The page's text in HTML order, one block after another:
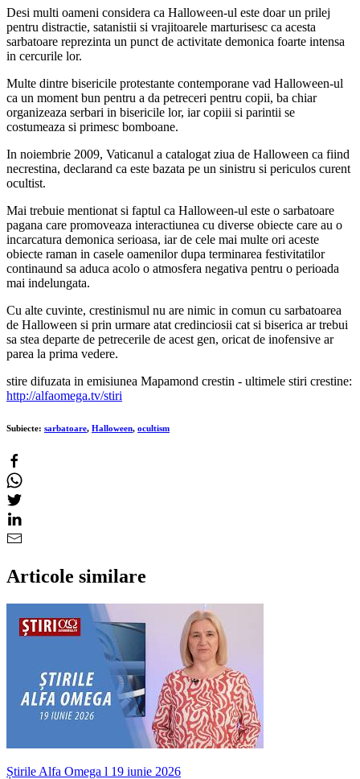
Desi multi oameni considera ca Halloween-ul este doar un prilej
pentru distractie, satanistii si vrajitoarele marturisesc ca acesta
sarbatoare reprezinta un punct de activitate demonica foarte intensa
in cercurile lor.
Multe dintre bisericile protestante contemporane vad Halloween-ul
ca un moment bun pentru a da petreceri pentru copii, ba chiar
organizeaza serbari in bisericile lor, iar copiii si parintii se
costumeaza si primesc bomboane.
In noiembrie 2009, Vaticanul a catalogat ziua de Halloween ca fiind
necrestina, declarand ca este bazata pe un sinistru si periculos curent
ocultist.
Mai trebuie mentionat si faptul ca Halloween-ul este o sarbatoare
pagana care promoveaza interactiunea cu diverse obiecte care au o
incarcatura demonica serioasa, iar de cele mai multe ori aceste
obiecte raman in casele oamenilor dupa terminarea festivitatilor
continaund sa aduca acolo o atmosfera negativa pentru o perioada
mai indelungata.
Cu alte cuvinte, crestinismul nu are nimic in comun cu sarbatoarea
de Halloween si prin urmare atat credinciosii cat si biserica ar trebui
sa stea departe de petrecerile de acest gen, oricat de inofensive ar
parea la prima vedere.
stire difuzata in emisiunea Mapamond crestin - ultimele stiri crestine:
http://alfaomega.tv/stiri
Subiecte: sarbatoare, Halloween, ocultism
Articole similare
Știrile Alfa Omega l 19 iunie 2026